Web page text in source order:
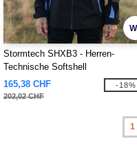
Stormtech SHXB3 - Herren-
Technische Softshell
165,38 CHF
202,02 CHF
-18%
1